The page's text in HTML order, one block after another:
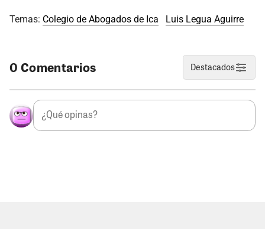
Temas: Colegio de Abogados de Ica Luis Legua Aguirre
0 Comentarios Destacados